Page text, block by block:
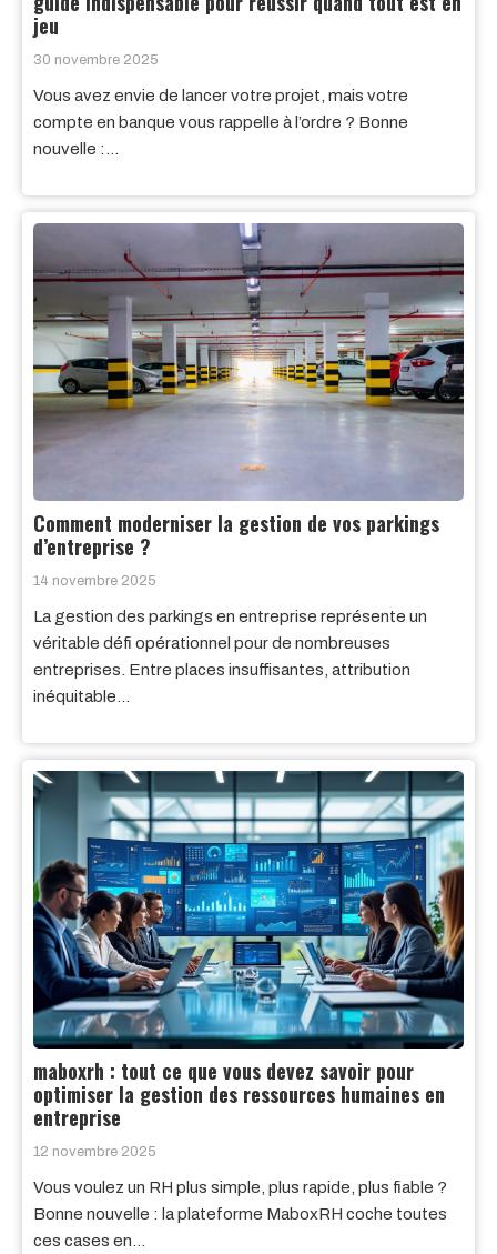
jeu
30 novembre 2025
Vous avez envie de lancer votre projet, mais votre
compte en banque vous rappelle à l’ordre ? Bonne
nouvelle :…
Comment moderniser la gestion de vos parkings
d’entreprise ?
14 novembre 2025
La gestion des parkings en entreprise représente un
véritable défi opérationnel pour de nombreuses
entreprises. Entre places insuffisantes, attribution
inéquitable…
maboxrh : tout ce que vous devez savoir pour
optimiser la gestion des ressources humaines en
entreprise
12 novembre 2025
Vous voulez un RH plus simple, plus rapide, plus fiable ?
Bonne nouvelle : la plateforme MaboxRH coche toutes
ces cases en…